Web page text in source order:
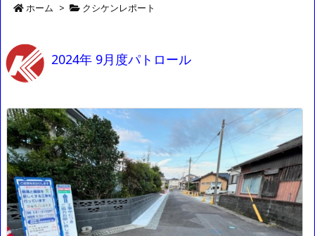
ホーム > クシケンレポート
2024年 9月度パトロール